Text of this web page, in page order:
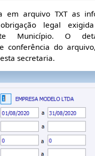
em arquivo TXT as
legal
Município. O
conferência do
secretaria.